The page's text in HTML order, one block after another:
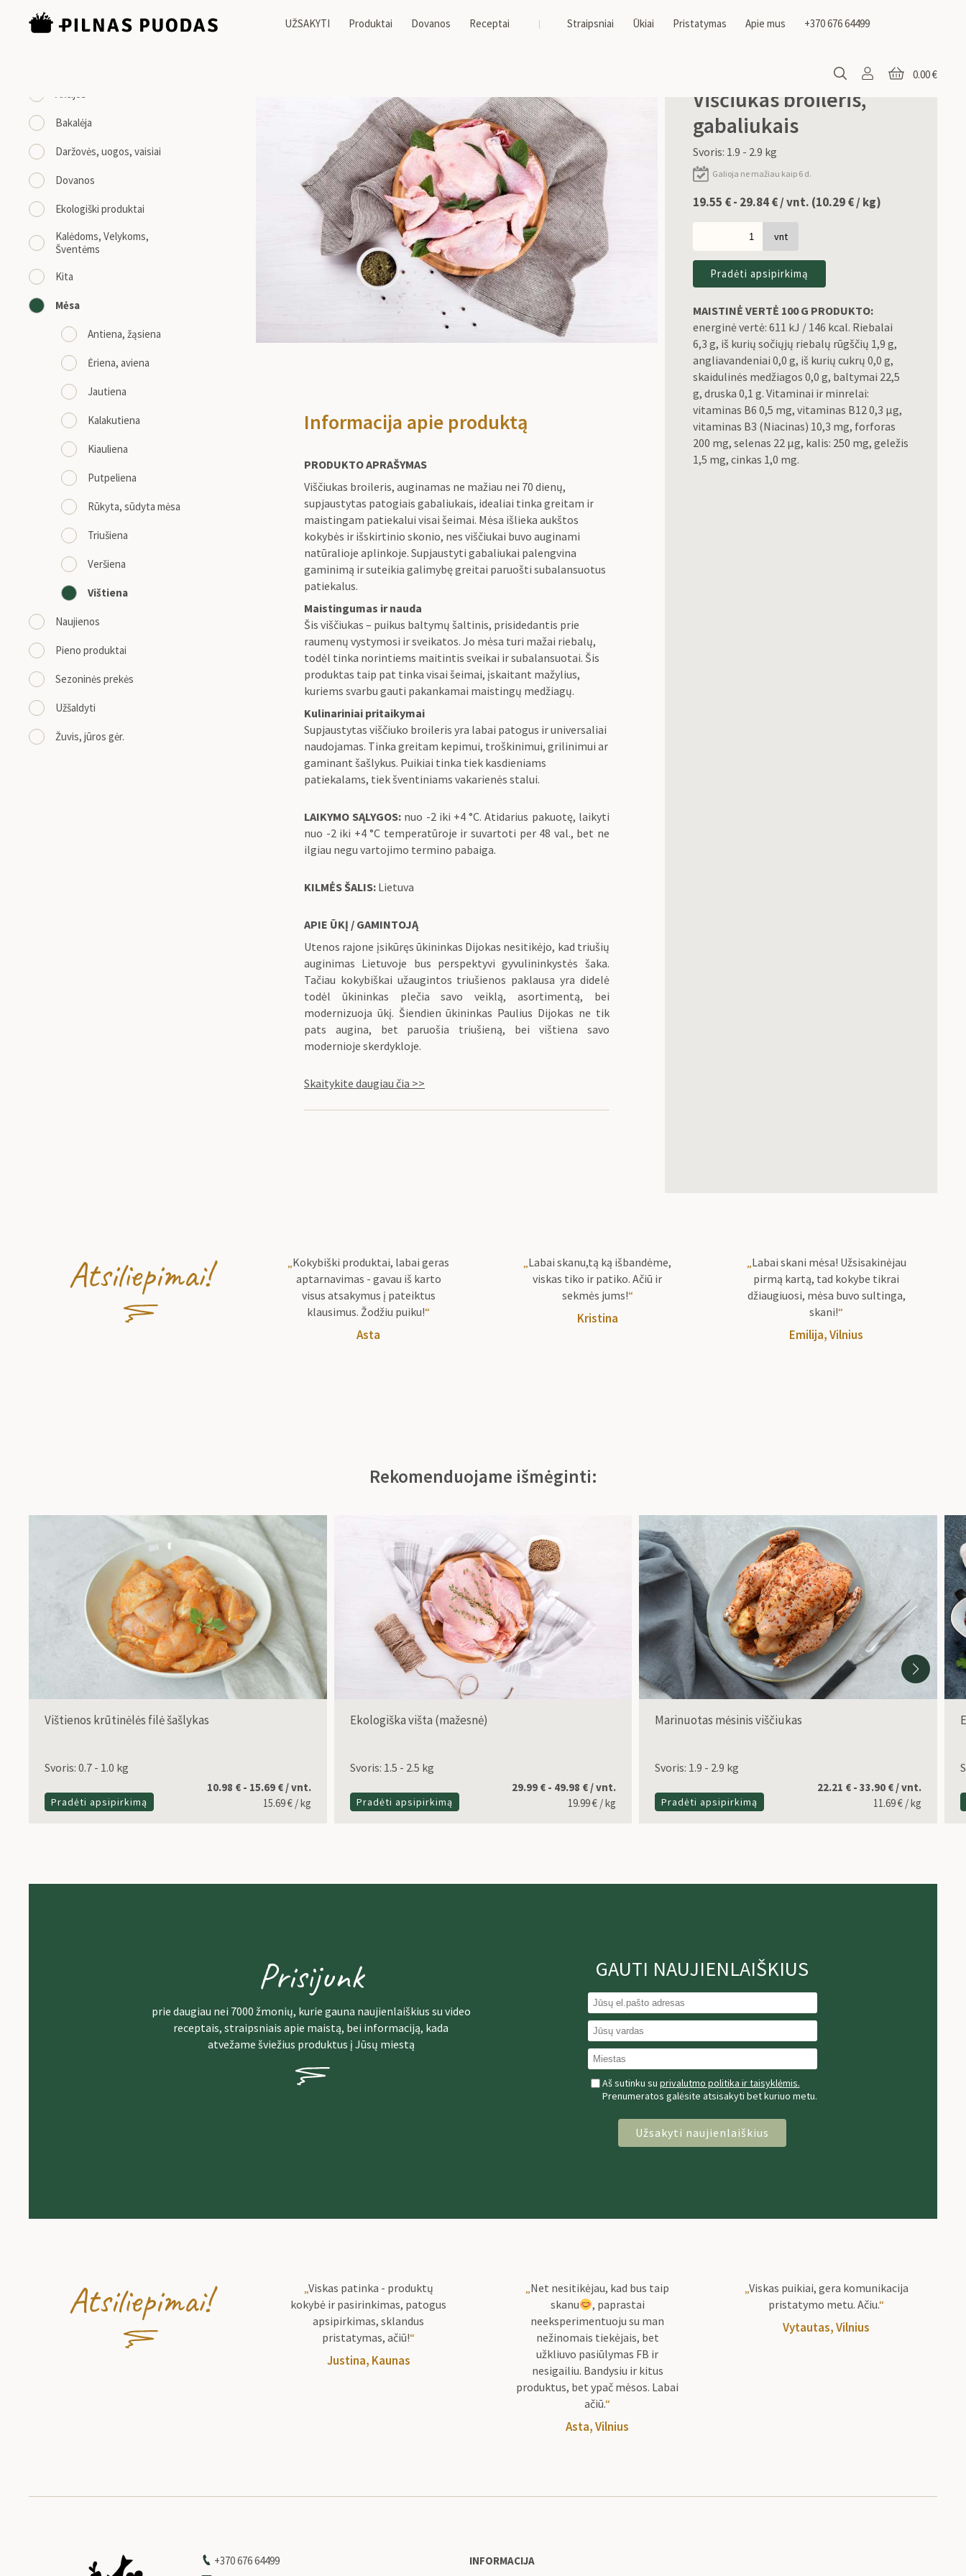
UŽSAKYTI Produktai Dovanos Receptai Straipsniai Ūkiai Pristatymas Apie mus +370 676 64499
0.00 €
Akcijos
Bakalėja
Daržovės, uogos, vaisiai
Dovanos
Ekologiški produktai
Kalėdoms, Velykoms,
Šventėms
Kita
Mėsa
Antiena, žąsiena
Ėriena, aviena
Jautiena
Kalakutiena
Kiauliena
Putpeliena
Rūkyta, sūdyta mėsa
Triušiena
Veršiena
Vištiena
Naujienos
Pieno produktai
Sezoninės prekės
Užšaldyti
Žuvis, jūros gėr.
Informacija apie produktą
PRODUKTO APRAŠYMAS
Viščiukas broileris, auginamas ne mažiau nei 70 dienų,
supjaustytas patogiais gabaliukais, idealiai tinka greitam ir
maistingam patiekalui visai šeimai. Mėsa išlieka aukštos
kokybės ir išskirtinio skonio, nes viščiukai buvo auginami
natūralioje aplinkoje. Supjaustyti gabaliukai palengvina
gaminimą ir suteikia galimybę greitai paruošti subalansuotus
patiekalus.
Maistingumas ir nauda
Šis viščiukas – puikus baltymų šaltinis, prisidedantis prie
raumenų vystymosi ir sveikatos. Jo mėsa turi mažai riebalų,
todėl tinka norintiems maitintis sveikai ir subalansuotai. Šis
produktas taip pat tinka visai šeimai, įskaitant mažylius,
kuriems svarbu gauti pakankamai maistingų medžiagų.
Kulinariniai pritaikymai
Supjaustytas viščiuko broileris yra labai patogus ir universaliai
naudojamas. Tinka greitam kepimui, troškinimui, grilinimui ar
gaminant šašlykus. Puikiai tinka tiek kasdieniams
patiekalams, tiek šventiniams vakarienės stalui.
LAIKYMO SĄLYGOS: nuo -2 iki +4 °C. Atidarius pakuotę, laikyti
nuo -2 iki +4 °C temperatūroje ir suvartoti per 48 val., bet ne
ilgiau negu vartojimo termino pabaiga.
KILMĖS ŠALIS: Lietuva
APIE ŪKĮ / GAMINTOJĄ
Utenos rajone įsikūręs ūkininkas Dijokas nesitikėjo, kad triušių
auginimas Lietuvoje bus perspektyvi gyvulininkystės šaka.
Tačiau kokybiškai užaugintos triušienos paklausa yra didelė
todėl ūkininkas plečia savo veiklą, asortimentą, bei
modernizuoja ūkį. Šiendien ūkininkas Paulius Dijokas ne tik
pats augina, bet paruošia triušieną, bei vištiena savo
modernioje skerdykloje.
Skaitykite daugiau čia >>
Viščiukas broileris,
gabaliukais
Svoris: 1.9 - 2.9 kg
Galioja ne mažiau kaip 6 d.
19.55 € - 29.84 € / vnt. (10.29€/ kg)
vnt
Pradėti apsipirkimą
MAISTINĖ VERTĖ 100 G PRODUKTO:
energinė vertė: 611 kJ / 146 kcal. Riebalai
6,3 g, iš kurių sočiųjų riebalų rūgščių 1,9 g,
angliavandeniai 0,0 g, iš kurių cukrų 0,0 g,
skaidulinės medžiagos 0,0 g, baltymai 22,5
g, druska 0,1 g. Vitaminai ir minrelai:
vitaminas B6 0,5 mg, vitaminas B12 0,3 μg,
vitaminas B3 (Niacinas) 10,3 mg, forforas
200 mg, selenas 22 μg, kalis: 250 mg, geležis
1,5 mg, cinkas 1,0 mg.
Atsiliepimai!
Kokybiški produktai, labai geras
aptarnavimas - gavau iš karto
visus atsakymus į pateiktus
klausimus. Žodžiu puiku!“
Asta
Labai skanu,tą ką išbandėme,
viskas tiko ir patiko. Ačiū ir
sekmės jums!“
Kristina
Labai skani mėsa! Užsisakinėjau
pirmą kartą, tad kokybe tikrai
džiaugiuosi, mėsa buvo sultinga,
skani!“
Emilija, Vilnius
Rekomenduojame išmėginti:
Vištienos krūtinėlės filė šašlykas
Svoris: 0.7 - 1.0 kg
Pradėti apsipirkimą
10.98 € - 15.69 € / vnt.
15.69€/ kg
Ekologiška višta (mažesnė)
Svoris: 1.5 - 2.5 kg
Pradėti apsipirkimą
29.99 € - 49.98 € / vnt.
19.99€ / kg
Marinuotas mėsinis viščiukas
Svoris: 1.9 - 2.9 kg
Pradėti apsipirkimą
22.21 € - 33.90 € / vnt.
11.69€/ kg
Prisijunk
prie daugiau nei 7000 žmonių, kurie gauna naujienlaiškius su video
receptais, straipsniais apie maistą, bei informaciją, kada
atvežame šviežius produktus į Jūsų miestą
GAUTI NAUJIENLAIŠKIUS
Aš sutinku su privalutmo politika ir taisyklėmis.
Prenumeratos galėsite atsisakyti bet kuriuo metu.
Užsakyti naujienlaiškius
Atsiliepimai! „Viskas patinka - produktų
kokybė ir pasirinkimas, patogus
apsipirkimas, sklandus
pristatymas, ačiū!“
Justina, Kaunas
„Net nesitikėjau, kad bus taip
skanu
, paprastai
neeksperimentuoju su man
nežinomais tiekėjais, bet
užkliuvo pasiūlymas FB ir
nesigailiu. Bandysiu ir kitus
produktus, bet ypač mėsos. Labai
ačiū.“
Asta, Vilnius
„Viskas puikiai, gera komunikacija
pristatymo metu. Ačiu.“
Vytautas, Vilnius
+370 676 64499
INFORMACIJA